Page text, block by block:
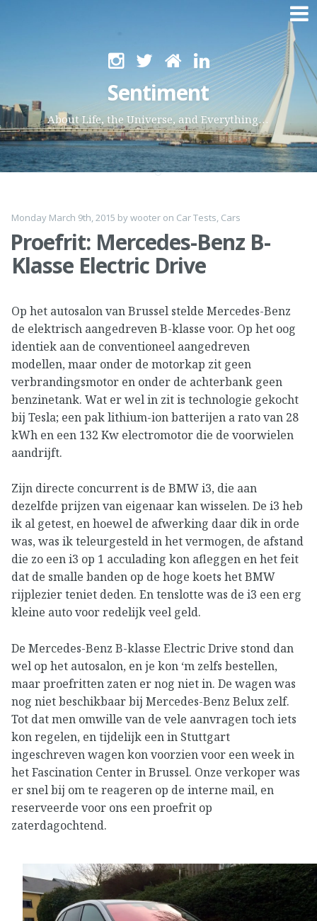
Sentiment
About Life, the Universe, and Everything…
Monday March 9th, 2015 bywooter on Car Tests, Cars
Proefrit: Mercedes-Benz B-
Klasse Electric Drive
Op het autosalon van Brussel stelde Mercedes-Benz
de elektrisch aangedreven B-klasse voor. Op het oog
identiek aan de conventioneel aangedreven
modellen, maar onder de motorkap zit geen
verbrandingsmotor en onder de achterbank geen
benzinetank. Wat er wel in zit is technologie gekocht
bij Tesla; een pak lithium-ion batterijen a rato van 28
kWh en een 132 Kw electromotor die de voorwielen
aandrijft.
Zijn directe concurrent is de BMW i3, die aan
dezelfde prijzen van eigenaar kan wisselen. De i3 heb
ik al getest, en hoewel de afwerking daar dik in orde
was, was ik teleurgesteld in het vermogen, de afstand
die zo een i3 op 1 acculading kon afleggen en het feit
dat de smalle banden op de hoge koets het BMW
rijplezier teniet deden. En tenslotte was de i3 een erg
kleine auto voor redelijk veel geld.
De Mercedes-Benz B-klasse Electric Drive stond dan
wel op het autosalon, en je kon ‘m zelfs bestellen,
maar proefritten zaten er nog niet in. De wagen was
nog niet beschikbaar bij Mercedes-Benz Belux zelf.
Tot dat men omwille van de vele aanvragen toch iets
kon regelen, en tijdelijk een in Stuttgart
ingeschreven wagen kon voorzien voor een week in
het Fascination Center in Brussel. Onze verkoper was
er snel bij om te reageren op de interne mail, en
reserveerde voor ons een proefrit op
zaterdagochtend.